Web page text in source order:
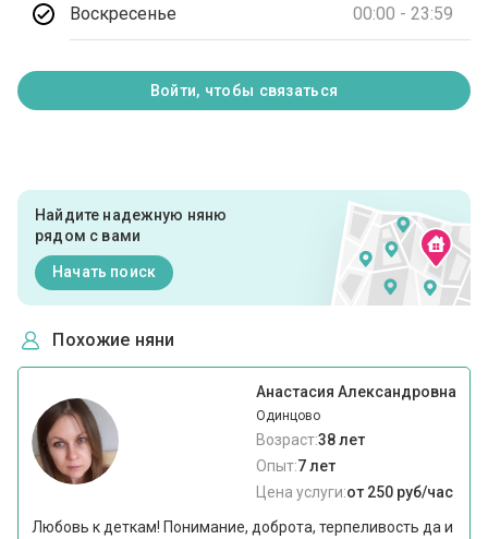
Воскресенье 00:00 - 23:59
Войти, чтобы связаться
Найдите надежную няню
рядом с вами
Начать поиск
Похожие няни
Анастасия Александровна
Одинцово
Возраст:38 лет
Опыт:7 лет
Цена услуги:от 250 руб/час
Любовь к деткам! Понимание, доброта, терпеливость да и